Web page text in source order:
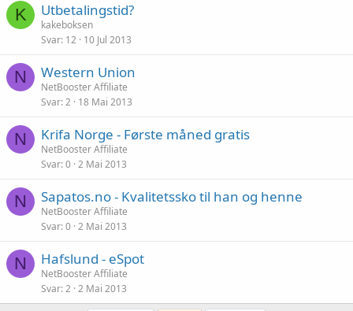
K Utbetalingstid?
kakeboksen
Svar 12 10 Jul 2013
N Western Union
NetBooster Affiliate
Svar 2 18 Mai 2013
N Krifa Norge - Første måned gratis
NetBooster Affiliate
Svar 0 2 Mai 2013
N Sapatos.no - Kvalitetssko til han og henne
NetBooster Affiliate
Svar 0 2 Mai 2013
N Hafslund - eSpot
NetBooster Affiliate
Svar 2 2 Mai 2013